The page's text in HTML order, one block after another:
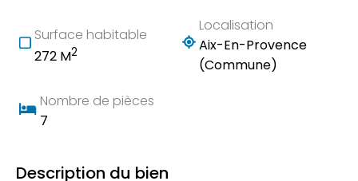
Surface habitable
272 M2
Localisation
Aix-En-Provence
(Commune)
Nombre de pièces
7
Description du bien